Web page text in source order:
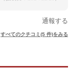
通報する
すべてのクチコミ(5 件)をみる